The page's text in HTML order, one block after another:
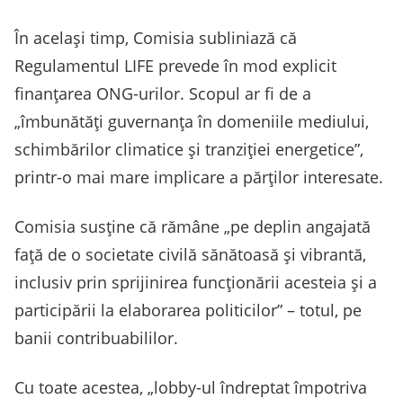
În același timp, Comisia subliniază că
Regulamentul LIFE prevede în mod explicit
finanțarea ONG-urilor. Scopul ar fi de a
„îmbunătăți guvernanța în domeniile mediului,
schimbărilor climatice și tranziției energetice”,
printr-o mai mare implicare a părților interesate.
Comisia susține că rămâne „pe deplin angajată
față de o societate civilă sănătoasă și vibrantă,
inclusiv prin sprijinirea funcționării acesteia și a
participării la elaborarea politicilor” – totul, pe
banii contribuabililor.
Cu toate acestea, „lobby-ul îndreptat împotriva